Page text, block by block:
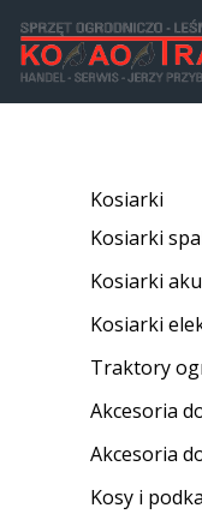
Kosiarki
Kosiarki
Kosiarki
Kosiarki
Traktory
Akcesoria
Akcesoria
Kosy i